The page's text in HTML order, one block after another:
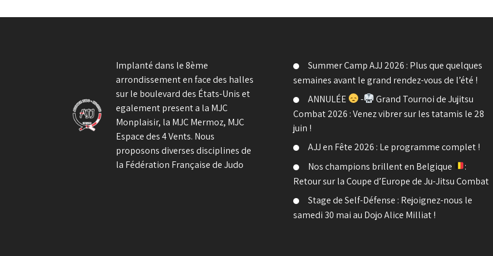
Implanté dans le 8ème
arrondissement en face des halles
sur le boulevard des États-Unis et
egalement present a la MJC
Monplaisir, la MJC Mermoz, MJC
Espace des 4 Vents. Nous
proposons diverses disciplines de
la Fédération Française de Judo
Summer Camp AJJ 2026 : Plus que quelques
semaines avant le grand rendez-vous de l’été !
ANNULÉE
-
Grand Tournoi de Jujitsu
Combat 2026 : Venez vibrer sur les tatamis le 28
juin !
AJJ en Fête 2026 : Le programme complet !
Nos champions brillent en Belgique
:
Retour sur la Coupe d’Europe de Ju-Jitsu Combat
Stage de Self-Défense : Rejoignez-nous le
samedi 30 mai au Dojo Alice Milliat !